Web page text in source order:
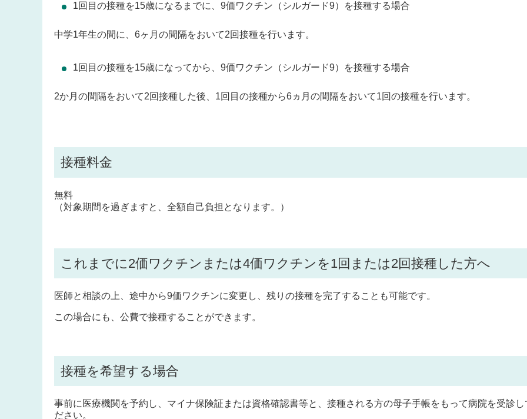
1回目の接種を15歳になるまでに、9価ワクチン（シルガード9）を接種する場合
中学1年生の間に、6ヶ月の間隔をおいて2回接種を行います。
1回目の接種を15歳になってから、9価ワクチン（シルガード9）を接種する場合
2か月の間隔をおいて2回接種した後、1回目の接種から6ヵ月の間隔をおいて1回の接種を行います。
接種料金
無料
（対象期間を過ぎますと、全額自己負担となります。）
これまでに2価ワクチンまたは4価ワクチンを1回または2回接種した方へ
医師と相談の上、途中から9価ワクチンに変更し、残りの接種を完了することも可能です。
この場合にも、公費で接種することができます。
接種を希望する場合
事前に医療機関を予約し、マイナ保険証または資格確認書等と、接種される方の母子手帳をもって病院を受診し
ださい。